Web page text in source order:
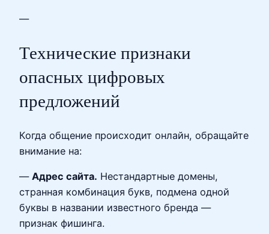
—
Технические признаки
опасных цифровых
предложений
Когда общение происходит онлайн, обращайте
внимание на:
— Адрес сайта. Нестандартные домены,
странная комбинация букв, подмена одной
буквы в названии известного бренда —
признак фишинга.